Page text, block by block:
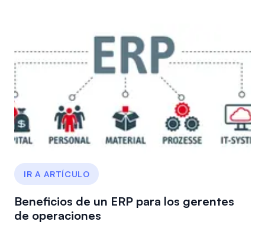
IR A ARTÍCULO
Beneficios de un ERP para los gerentes
de operaciones